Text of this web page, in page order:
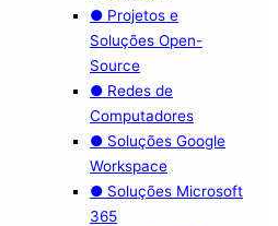
● Projetos e
Soluções Open-
Source
● Redes de
Computadores
● Soluções Google
Workspace
● Soluções Microsoft
365